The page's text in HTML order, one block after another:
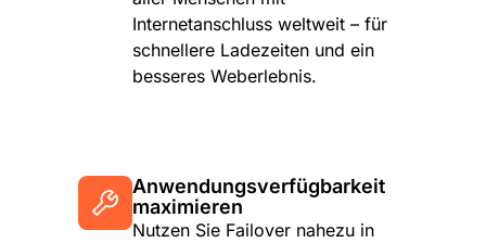
Internetanschluss weltweit – für
schnellere Ladezeiten und ein
besseres Weberlebnis.
Anwendungsverfügbarkeit
maximieren
Nutzen Sie Failover nahezu in